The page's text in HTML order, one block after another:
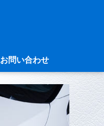
お問い合わせ